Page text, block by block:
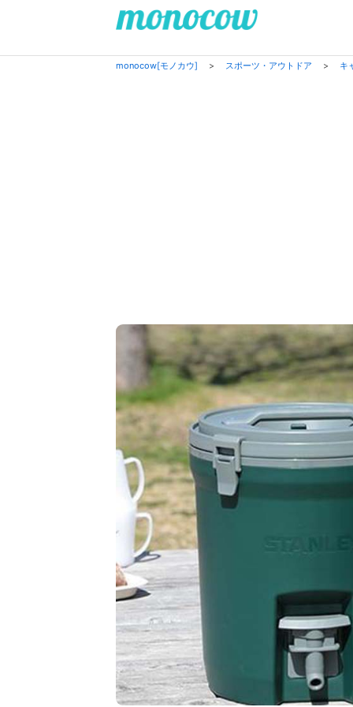
monocow[モノカウ] > スポーツ・アウトドア > キ